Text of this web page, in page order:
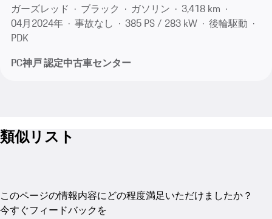
ガーズレッド
ブラック ガソリン
3,418 km
04月​2024年
事故なし 385 PS / 283 kW
後輪駆動
PDK
PC神戸 認定中古車センター
類似リスト
このページの情報内容にどの程度満足いただけましたか？
今すぐフィードバックを